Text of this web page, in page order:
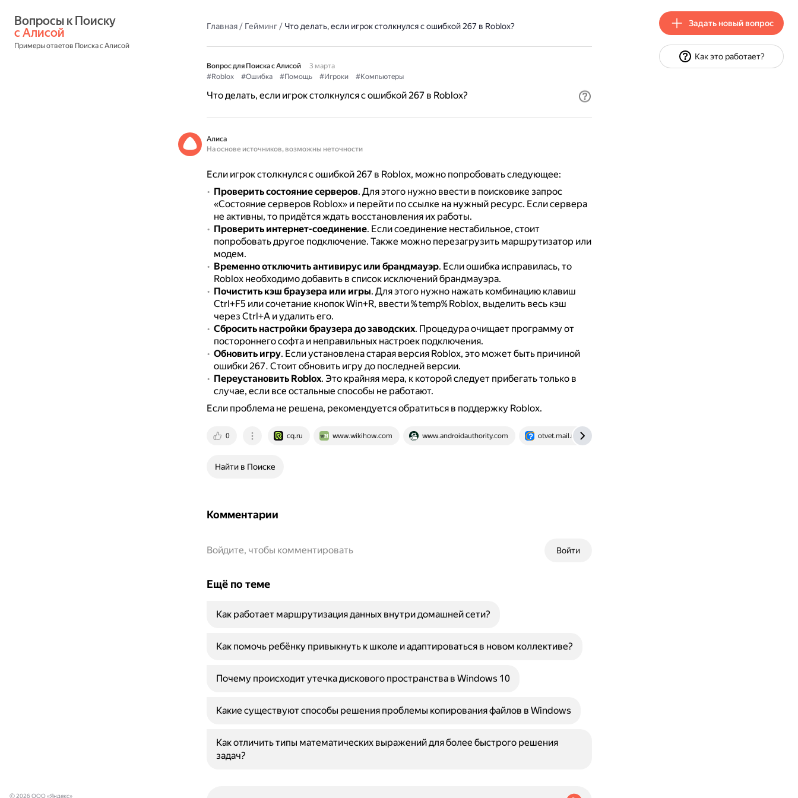
с Алисой
Примеры ответов Поиска с Алисой
Главная/ Гейминг/ Что делать, если игрок столкнулся с ошибкой 267 в Roblox?
Вопрос для Поиска с Алисой
3 марта
#Roblox
#Ошибка #Помощь #Игроки #Компьютеры
Что делать, если игрок столкнулся с ошибкой 267 в Roblox?
Алиса
На основе источников, возможны неточности
Если игрок столкнулся с ошибкой 267 в Roblox, можно попробовать следующее:
Проверить состояние серверов. Для этого нужно ввести в поисковике запрос
«Состояние серверов Roblox» и перейти по ссылке на нужный ресурс. Если сервера
не активны, то придётся ждать восстановления их работы.
Проверить интернет-соединение. Если соединение нестабильное, стоит
попробовать другое подключение. Также можно перезагрузить маршрутизатор или
модем.
Временно отключить антивирус или брандмауэр. Если ошибка исправилась, то
Roblox необходимо добавить в список исключений брандмауэра.
Почистить кэш браузера или игры. Для этого нужно нажать комбинацию клавиш
Ctrl+F5 или сочетание кнопок Win+R, ввести % temp% Roblox, выделить весь кэш
через Ctrl+A и удалить его.
Сбросить настройки браузера до заводских. Процедура очищает программу от
постороннего софта и неправильных настроек подключения.
Обновить игру. Если установлена старая версия Roblox, это может быть причиной
ошибки 267. Стоит обновить игру до последней версии.
Переустановить Roblox. Это крайняя мера, к которой следует прибегать только в
случае, если все остальные способы не работают.
Если проблема не решена, рекомендуется обратиться в поддержку Roblox.
0 cq.ru www.wikihow.com www.androidauthority.com otvet.mail.ru
Найти в Поиске
Комментарии
Войти
Войдите, чтобы комментировать
Ещё по теме
Как работает маршрутизация данных внутри домашней сети?
Как помочь ребёнку привыкнуть к школе и адаптироваться в новом коллективе?
Почему происходит утечка дискового пространства в Windows 10
Какие существуют способы решения проблемы копирования файлов в Windows
Как отличить типы математических выражений для более быстрого решения
задач?
© 2026 ООО «Яндекс»
Задать новый вопрос
Как это работает?